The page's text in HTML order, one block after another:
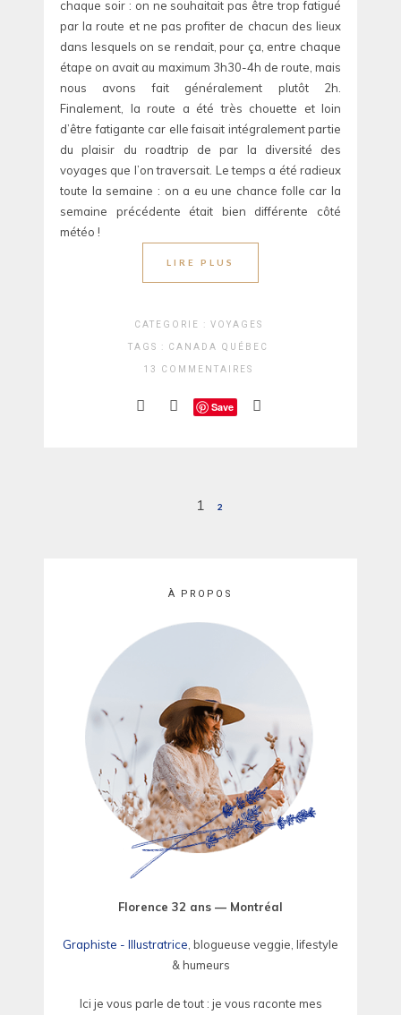
chaque soir : on ne souhaitait pas être trop fatigué
par la route et ne pas profiter de chacun des lieux
dans lesquels on se rendait, pour ça, entre chaque
étape on avait au maximum 3h30-4h de route, mais
nous avons fait généralement plutôt 2h.
Finalement, la route a été très chouette et loin
d’être fatigante car elle faisait intégralement partie
du plaisir du roadtrip de par la diversité des
voyages que l’on traversait. Le temps a été radieux
toute la semaine : on a eu une chance folle car la
semaine précédente était bien différente côté
météo !
LIRE PLUS
CATEGORIE : VOYAGES
TAGS : CANADA QUÉBEC
13 COMMENTAIRES
Save
Pagination
1 2
À PROPOS
Florence 32 ans — Montréal
Graphiste - Illustratrice, blogueuse veggie, lifestyle
& humeurs
Ici je vous parle de tout : je vous raconte mes